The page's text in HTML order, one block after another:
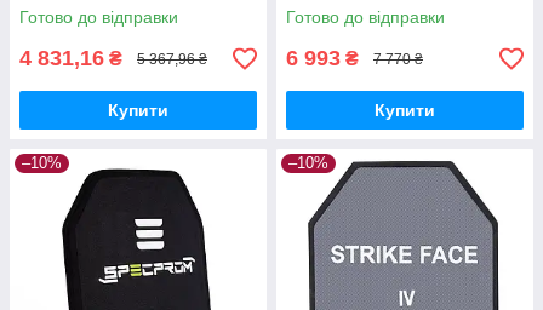
16см. Мультикам. 2шт
Готово до відправки
4 831,16 ₴ 5 367,96 ₴
Купити
Розмір 25 на 30 см. Чорна
Готово до відправки
6 993 ₴ 7 770 ₴
Купити
–10% –10%